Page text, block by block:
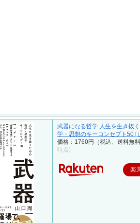
武器になる哲学 人生を生き抜
学・思想のキーコンセプト50
価格：1760円（税込、送料無
時点)
楽